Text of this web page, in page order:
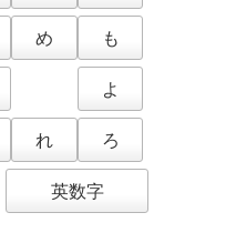
め
も
よ
れ
ろ
英数字